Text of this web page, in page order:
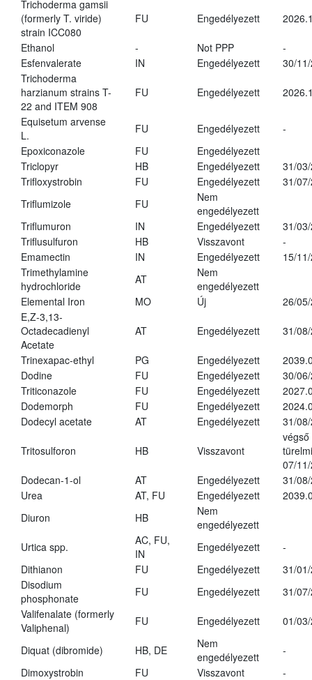
Trichoderma gamsii
(formerly T. viride)
strain ICC080
FU Engedélyezett
Ethanol - Not PPP
-
Esfenvalerate
IN Engedélyezett
30/
Trichoderma
harzianum strains T-
22 and ITEM 908
FU Engedélyezett
Equisetum arvense
L.
FU Engedélyezett
-
Epoxiconazole
FU
Engedélyezett
Triclopyr
HB Engedélyezett
31/
Trifloxystrobin
FU Engedélyezett
31/
Triflumizole
FU
Nem
engedélyezett
Triflumuron
IN Engedélyezett
31/
Triflusulfuron
HB Visszavont
-
Emamectin
IN Engedélyezett
15/
Trimethylamine
hydrochloride
AT
Nem
engedélyezett
Elemental Iron
MO Új
26/
E,Z-3,13-
Octadecadienyl
Acetate
AT Engedélyezett 31/
Trinexapac-ethyl PG Engedélyezett
Dodine
FU Engedélyezett
30/
Triticonazole
FU Engedélyezett
Dodemorph
FU Engedélyezett
Dodecyl acetate
AT Engedélyezett 31/
Tritosulforon HB Visszavont
végső
07/
Dodecan-1-ol
AT Engedélyezett
31/
Urea
AT, FU Engedélyezett
Diuron
HB
Nem
engedélyezett
Urtica spp.
AC, FU,
IN
Engedélyezett
-
Dithianon
FU Engedélyezett
31/
Disodium
phosphonate
FU Engedélyezett
31/
Valifenalate (formerly
Valiphenal)
FU Engedélyezett 01/
Diquat (dibromide) HB, DE
Nem
engedélyezett
-
Dimoxystrobin
FU Visszavont
-